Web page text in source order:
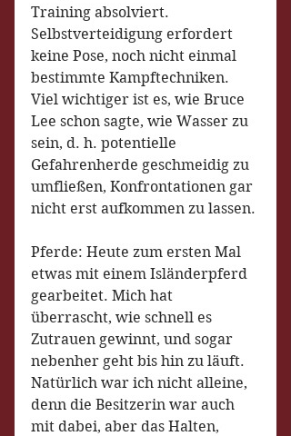
Training absolviert.
Selbstverteidigung erfordert
keine Pose, noch nicht einmal
bestimmte Kampftechniken.
Viel wichtiger ist es, wie Bruce
Lee schon sagte, wie Wasser zu
sein, d. h. potentielle
Gefahrenherde geschmeidig zu
umfließen, Konfrontationen gar
nicht erst aufkommen zu lassen.
Pferde: Heute zum ersten Mal
etwas mit einem Isländerpferd
gearbeitet. Mich hat
überrascht, wie schnell es
Zutrauen gewinnt, und sogar
nebenher geht bis hin zu läuft.
Natürlich war ich nicht alleine,
denn die Besitzerin war auch
mit dabei, aber das Halten,